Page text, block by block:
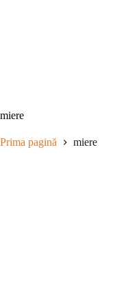
miere
Prima pagină miere